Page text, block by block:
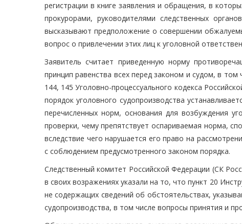
регистрации в книге заявления и обращения, в
прокурорами, руководителями следственных
высказывают предположение о совершении
вопрос о привлечении этих лиц к уголовной
Заявитель считает приведенную норму
принцип равенства всех перед законом и судом, в
144, 145 Уголовно-процессуального кодекса
порядок уголовного судопроизводства
перечисленных норм, основания для возбуждения
проверки, чему препятствует оспариваемая норма,
вследствие чего нарушается его право на
с соблюдением предусмотренного законом порядка.
Следственный комитет Российской Федерации (СК
в своих возражениях указали на то, что пункт 20
не содержащих сведений об обстоятельствах,
судопроизводства, в том числе вопросы принятия и